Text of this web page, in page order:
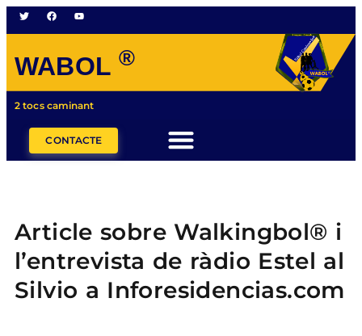
WABOL ®
2 tocs caminant
CONTACTE
Article sobre Walkingbol® i
l’entrevista de ràdio Estel al
Silvio a Inforesidencias.com